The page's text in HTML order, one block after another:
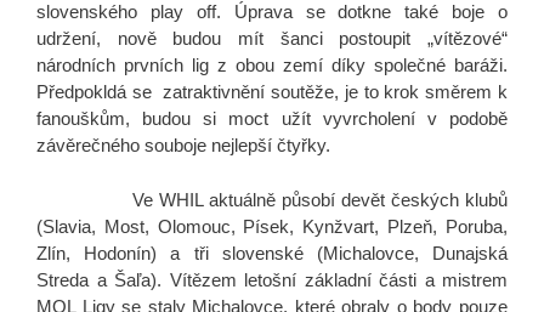
slovenského play off. Úprava se dotkne také boje o
udržení, nově budou mít šanci postoupit „vítězové“
národních prvních lig z obou zemí díky společné baráži.
Předpokldá se zatraktivnění soutěže, je to krok směrem k
fanouškům, budou si moct užít vyvrcholení v podobě
závěrečného souboje nejlepší čtyřky.
Ve WHIL aktuálně působí devět českých klubů
(Slavia, Most, Olomouc, Písek, Kynžvart, Plzeň, Poruba,
Zlín, Hodonín) a tři slovenské (Michalovce, Dunajská
Streda a Šaľa). Vítězem letošní základní části a mistrem
MOL Ligy se staly Michalovce, které obraly o body pouze